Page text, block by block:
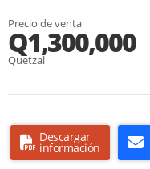
Precio de venta
Q1,300,000
Quetzal
Descargar
información